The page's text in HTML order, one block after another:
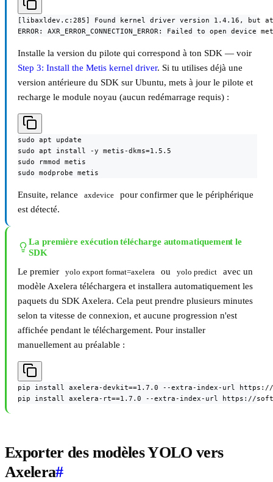
[libaxldev.c:285] Found kernel driver version 1.4.16, but
ERROR: AXR_ERROR_CONNECTION_ERROR: Failed to open device
Installe la version du pilote qui correspond à ton SDK — voir
Step 3: Install the Metis kernel driver. Si tu utilises déjà une
version antérieure du SDK sur Ubuntu, mets à jour le pilote et
recharge le module noyau (aucun redémarrage requis) :
sudo apt update
sudo apt install -y metis-dkms=1.5.5
sudo rmmod metis
sudo modprobe metis
Ensuite, relance axdevice
pour confirmer que le périphérique
est détecté.
La première exécution télécharge automatiquement le
SDK
Le premier
yolo export format=axelera ou yolo predict
avec un
modèle Axelera téléchargera et installera automatiquement les
paquets du SDK Axelera. Cela peut prendre plusieurs minutes
selon ta vitesse de connexion, et aucune progression n'est
affichée pendant le téléchargement. Pour installer
manuellement au préalable :
pip install axelera-devkit==1.7.0 --extra-index-url
pip install axelera-rt==1.7.0 --extra-index-url https://
Exporter des modèles YOLO vers
Axelera#